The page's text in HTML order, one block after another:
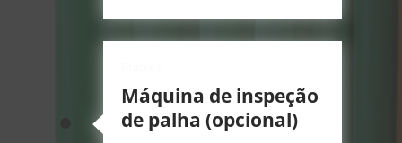
Máquina de inspeção
de palha (opcional)